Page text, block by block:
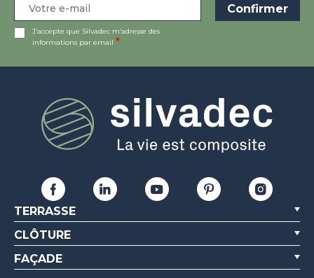
J’accepte que Silvadec m’adresse des
informations par email
TERRASSE
CLÔTURE
FAÇADE